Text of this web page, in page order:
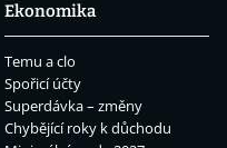
Ekonomika
Temu a clo
Spořicí účty
Superdávka – změny
Chybějící roky k důchodu